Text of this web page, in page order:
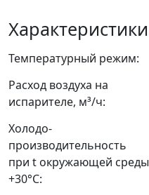
Характеристики
Температурный режим:
Расход воздуха на
испарителе, м³/ч:
Холодо-
производительность
при t окружающей среды
+30°С: